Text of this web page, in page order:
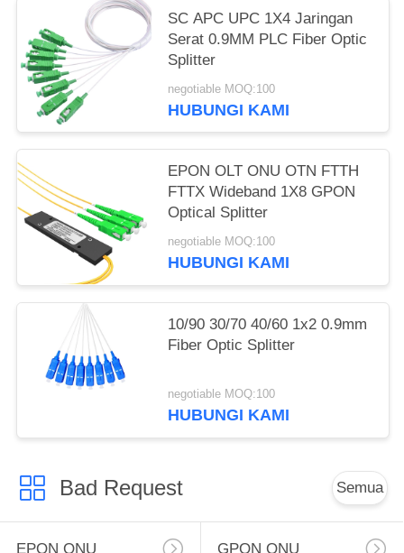
SC APC UPC 1X4 Jaringan
Serat 0.9MM PLC Fiber Optic
Splitter
negotiable MOQ:100
HUBUNGI KAMI
EPON OLT ONU OTN FTTH
FTTX Wideband 1X8 GPON
Optical Splitter
negotiable MOQ:100
HUBUNGI KAMI
10/90 30/70 40/60 1x2 0.9mm
Fiber Optic Splitter
negotiable MOQ:100
HUBUNGI KAMI
Bad Request Semua
EPON ONU GPON ONU